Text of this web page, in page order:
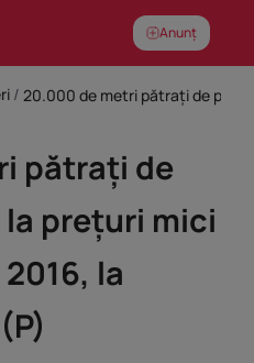
Anunț
/
pătrați de
prețuri mici
la